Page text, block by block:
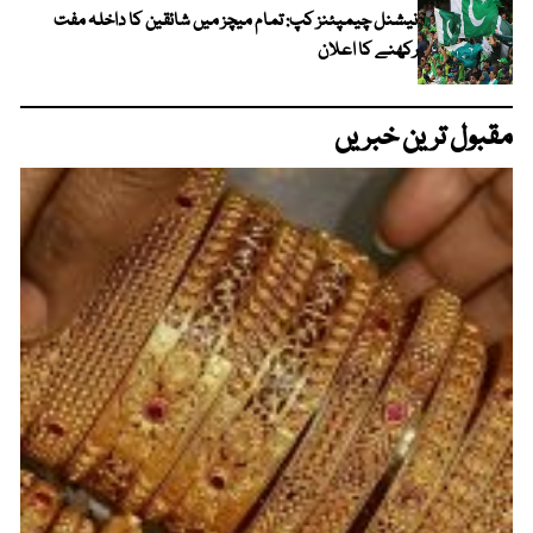
نیشنل چیمپئنز کپ: تمام میچز میں شائقین کا داخلہ مفت
رکھنے کا اعلان
مقبول ترین خبریں